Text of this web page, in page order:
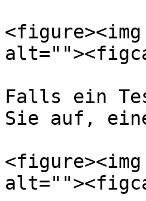
Falls ein
Sie auf,